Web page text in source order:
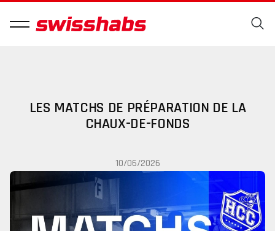
LES MATCHS DE PRÉPARATION DE LA
CHAUX-DE-FONDS
10/06/2026